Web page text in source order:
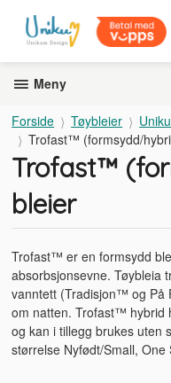
innholdet
Meny
Forside Tøybleier
Trofast™ (formsydd/
Trofast™
bleier
Trofast™ er en formsydd
absorbsjonsevne. Tøybleia
vanntett (Tradisjon™ og
om natten. Trofast™ hybrid
og kan i tillegg brukes uten
størrelse Nyfødt/Small, One